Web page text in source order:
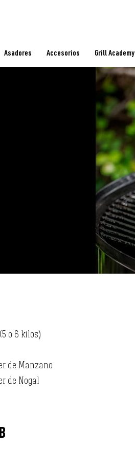
Asadores Accesorios Grill Academy
o 6 kilos)
3 Puñados de Chips de Madera Weber de Manzano
de Madera Weber de Nogal